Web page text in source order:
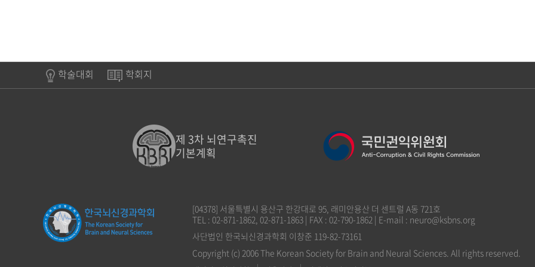
학술대회 학회지
제 3차 뇌연구촉진
기본계획
[04378] 서울특별시 용산구 한강대로 95, 래미안용산 더 센트럴 A동 721호
TEL : 02-871-1862, 02-871-1863 | FAX : 02-790-1862 | E-mail : neuro@ksbns.org
사단법인 한국뇌신경과학회 이창준 119-82-73161
Copyright (c) 2006 The Korean Society for Brain and Neural Sciences. All rights reserved.